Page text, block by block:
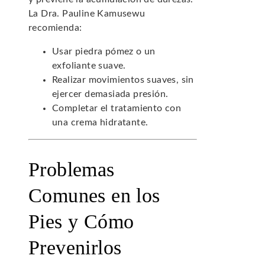
La Dra. Pauline Kamusewu
recomienda:
Usar piedra pómez o un
exfoliante suave.
Realizar movimientos suaves, sin
ejercer demasiada presión.
Completar el tratamiento con
una crema hidratante.
Problemas
Comunes en los
Pies y Cómo
Prevenirlos